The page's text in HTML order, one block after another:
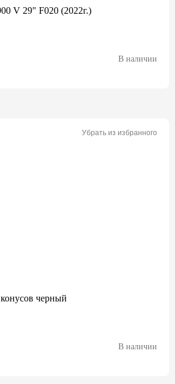
V 29" F020 (2022г.)
В наличии
Убрать из избранного
черный
В наличии